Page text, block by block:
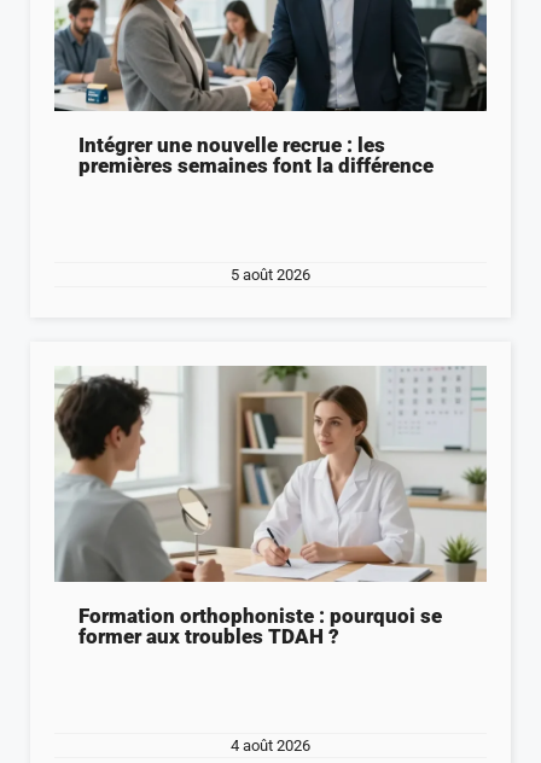
Intégrer une nouvelle recrue : les
premières semaines font la différence
5 août 2026
Formation orthophoniste : pourquoi se
former aux troubles TDAH ?
4 août 2026